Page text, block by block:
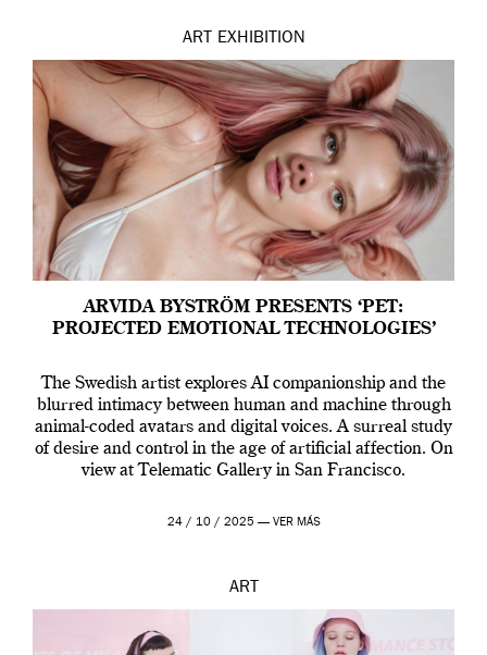
ART EXHIBITION
ARVIDA BYSTRÖM PRESENTS ‘PET:
PROJECTED EMOTIONAL TECHNOLOGIES’
The Swedish artist explores AI companionship and the
blurred intimacy between human and machine through
animal-coded avatars and digital voices. A surreal study
of desire and control in the age of artificial affection. On
view at Telematic Gallery in San Francisco.
24 / 10 / 2025 — VER MÁS
ART